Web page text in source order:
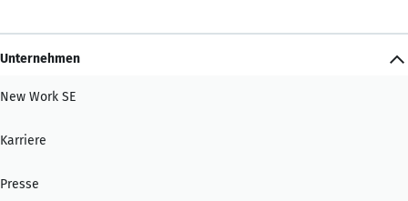
Unternehmen
New Work SE
Karriere
Presse